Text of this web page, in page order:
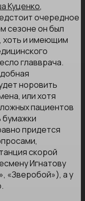
Куценко,
очередное
сезоне он был
хоть и имеющим
главврача.
норовить
или хотя
пациентов
бумажки
придется
скорой
Игнатову
», «Зверобой»), а у